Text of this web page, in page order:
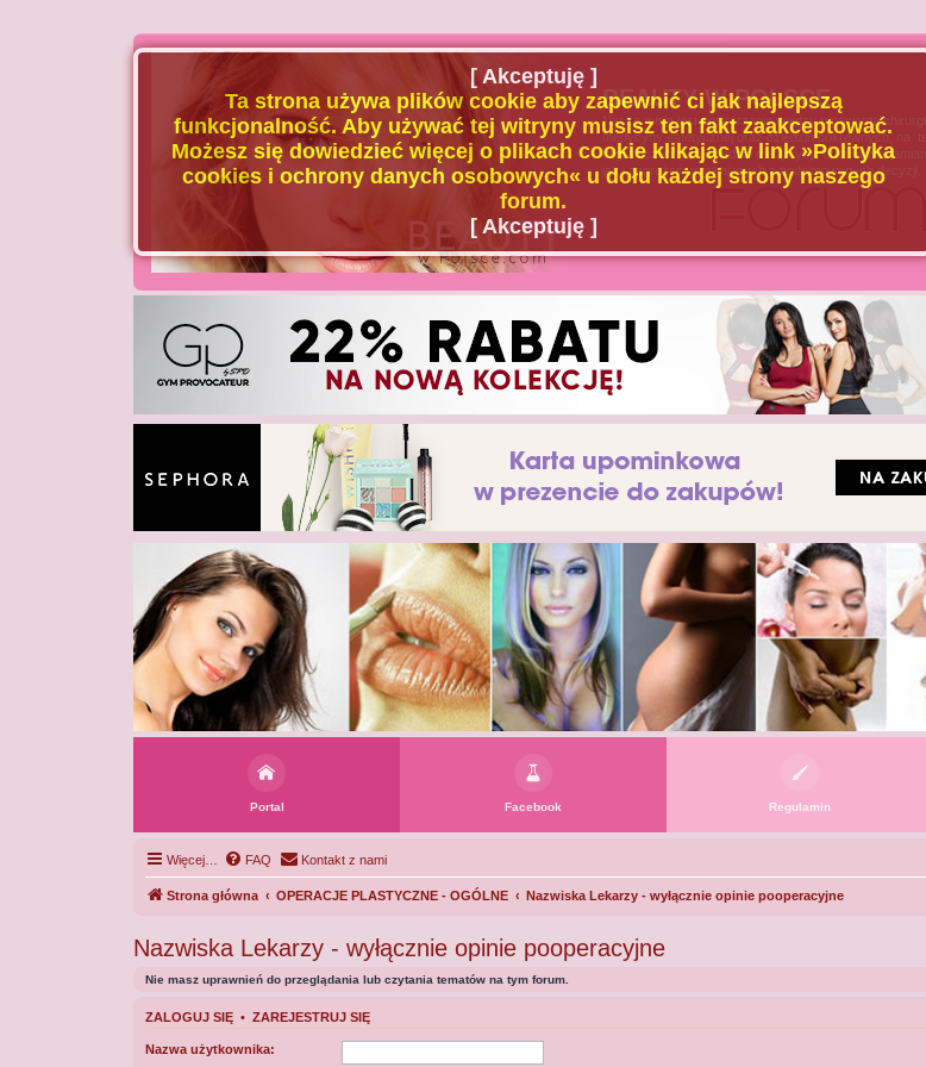
BEAUTY W POLSCE
Naszą misją jest poszerzanie wiedzy u pacjenta
medycyny estetycznej oraz dziedzin pokrewnych, na
i ograniczeń tych dziedzin medycyny, oraz
jak i zagrożeń wynikających z podejmowanych decyzji.
Portal Facebook Regulamin
Więcej… FAQ Kontakt z nami
Strona główna OPERACJE PLASTYCZNE - OGÓLNE Nazwiska Lekarzy - wyłącznie opinie pooperacyjne
Nazwiska Lekarzy - wyłącznie opinie pooperacyjne
Nie masz uprawnień do przeglądania lub czytania tematów na tym forum.
ZALOGUJ SIĘ • ZAREJESTRUJ SIĘ
Nazwa użytkownika:
[ Akceptuję ]
Ta strona używa plików cookie aby zapewnić ci jak najlepszą
funkcjonalność. Aby używać tej witryny musisz ten fakt zaakceptować.
Możesz się dowiedzieć więcej o plikach cookie klikając w link »Polityka
cookies i ochrony danych osobowych« u dołu każdej strony naszego
forum.
[ Akceptuję ]